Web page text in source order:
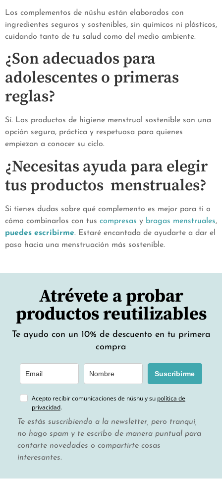
Los complementos de nüshu están elaborados con
ingredientes seguros y sostenibles, sin químicos ni plásticos,
cuidando tanto de tu salud como del medio ambiente.
¿Son adecuados para
adolescentes o primeras
reglas?
Sí. Los productos de higiene menstrual sostenible son una
opción segura, práctica y respetuosa para quienes
empiezan a conocer su ciclo.
¿Necesitas ayuda para elegir
tus productos menstruales?
Si tienes dudas sobre qué complemento es mejor para ti o
cómo combinarlos con tus compresas y bragas menstruales,
puedes escribirme. Estaré encantada de ayudarte a dar el
paso hacia una menstruación más sostenible.
Atrévete a probar
productos reutilizables
Te ayudo con un 10% de descuento en tu primera
compra
Suscribirme
Acepto recibir comunicaciones de nüshu y su política de
privacidad.
Te estás suscribiendo a la newsletter, pero tranqui,
no hago spam y te escribo de manera puntual para
contarte novedades o compartirte cosas
interesantes.